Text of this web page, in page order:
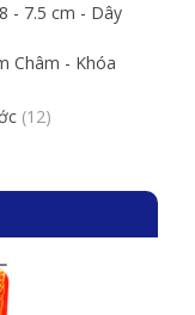
- 7.5 cm - Dây
Châm - Khóa
(12)